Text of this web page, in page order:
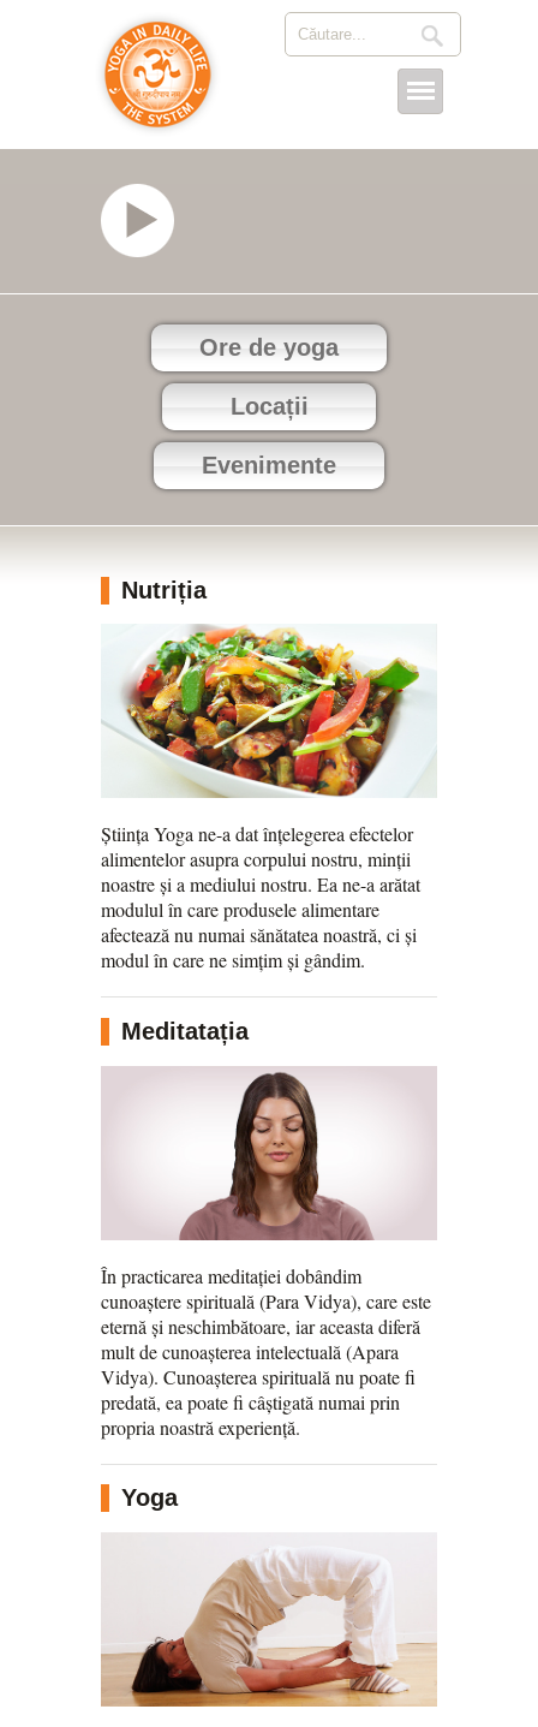
Ore de yoga
Locații
Evenimente
Nutriția
Știința Yoga ne-a dat înțelegerea efectelor
alimentelor asupra corpului nostru, minții
noastre și a mediului nostru. Ea ne-a arătat
modulul în care produsele alimentare
afectează nu numai sănătatea noastră, ci și
modul în care ne simțim și gândim.
Meditatația
În practicarea meditației dobândim
cunoaștere spirituală (Para Vidya), care este
eternă și neschimbătoare, iar aceasta diferă
mult de cunoașterea intelectuală (Apara
Vidya). Cunoașterea spirituală nu poate fi
predată, ea poate fi câștigată numai prin
propria noastră experiență.
Yoga